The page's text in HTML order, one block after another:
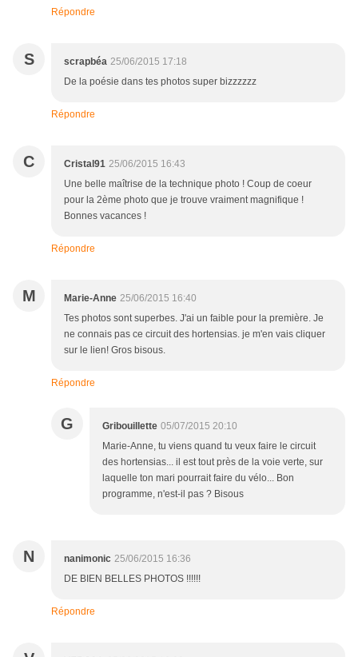
Répondre
S scrapbéa 25/06/2015 17:18
De la poésie dans tes photos super bizzzzzz
Répondre
C Cristal91 25/06/2015 16:43
Une belle maîtrise de la technique photo ! Coup de coeur
pour la 2ème photo que je trouve vraiment magnifique !
Bonnes vacances !
Répondre
M Marie-Anne 25/06/2015 16:40
Tes photos sont superbes. J'ai un faible pour la première. Je
ne connais pas ce circuit des hortensias. je m'en vais cliquer
sur le lien! Gros bisous.
Répondre
G Gribouillette 05/07/2015 20:10
Marie-Anne, tu viens quand tu veux faire le circuit
des hortensias... il est tout près de la voie verte, sur
laquelle ton mari pourrait faire du vélo... Bon
programme, n'est-il pas ? Bisous
N nanimonic 25/06/2015 16:36
DE BIEN BELLES PHOTOS !!!!!!
Répondre